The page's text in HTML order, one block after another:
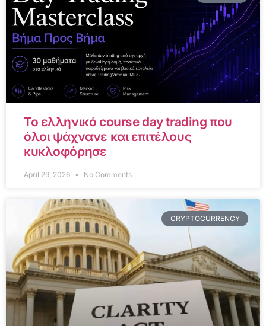
Το ελληνικό course day trading που
όλοι ψάχνανε και επιτέλους
κυκλοφόρησε
April 29, 2026 No Comments
CRYPTOCURRENCY